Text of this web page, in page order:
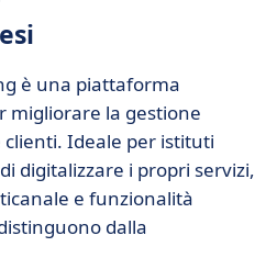
è una piattaforma
migliorare la gestione
Ideale per istituti
digitalizzare i propri servizi,
e funzionalità
dalla